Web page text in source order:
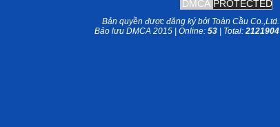
DMCA PROTECTED
Bản quyền được đăng ký bởi Toàn Cầu Co.,Ltd.
Bảo lưu DMCA 2015 | Online: 53 | Total: 2121904